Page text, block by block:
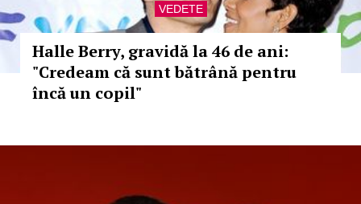
VEDETE
Halle Berry, gravidă la 46 de ani:
"Credeam că sunt bătrână pentru
încă un copil"